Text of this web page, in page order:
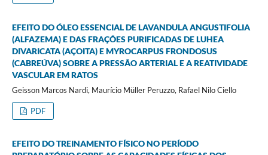
EFEITO DO ÓLEO ESSENCIAL DE LAVANDULA ANGUSTIFOLIA
(ALFAZEMA) E DAS FRAÇÕES PURIFICADAS DE LUHEA
DIVARICATA (AÇOITA) E MYROCARPUS FRONDOSUS
(CABREÚVA) SOBRE A PRESSÃO ARTERIAL E A REATIVIDADE
VASCULAR EM RATOS
Geisson Marcos Nardi, Maurício Müller Peruzzo, Rafael Nilo Ciello
PDF
EFEITO DO TREINAMENTO FÍSICO NO PERÍODO